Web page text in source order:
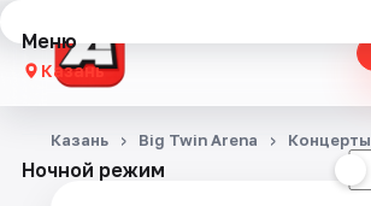
Меню
Казань
Концерты
Ночной режим
Казань Big Twin Arena Концерты